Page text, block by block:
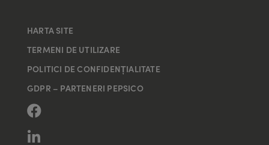
HARTA SITE
TERMENI DE UTILIZARE
POLITICI DE CONFIDENȚIALITATE
GDPR – PARTENERI PEPSICO